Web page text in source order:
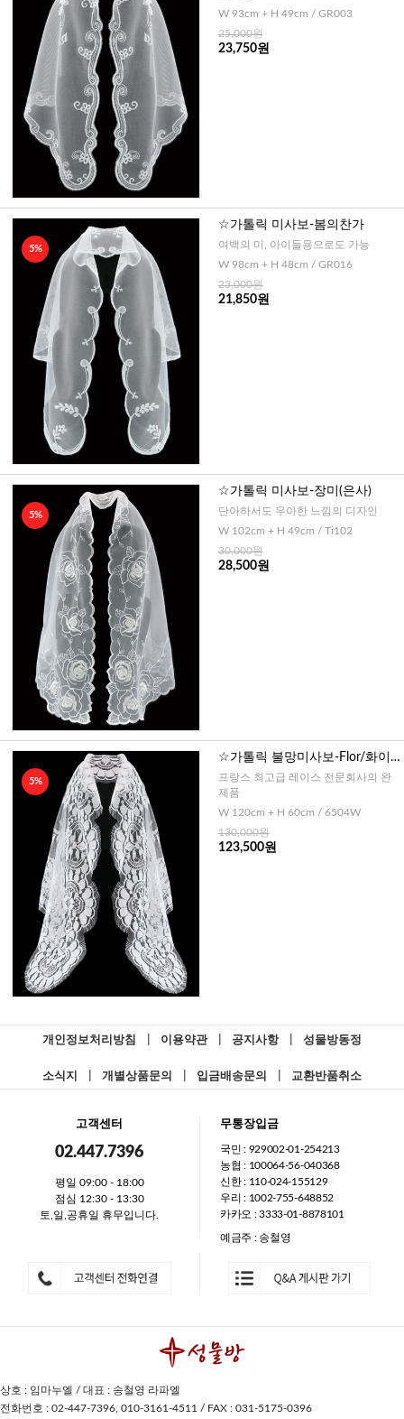
W 93cm + H 49cm / GR003
25,000원
23,750원
5%
☆가톨릭 미사보-봄의찬가
여백의 미, 아이들용으로도 가능
W 98cm + H 48cm / GR016
23,000원
21,850원
5%
☆가톨릭 미사보-장미(은사)
단아하서도 우아한 느낌의 디자인
W 102cm + H 49cm / Ti102
30,000원
28,500원
5%
☆가톨릭 불망미사보-Flor/화이
트(대)-No6504
프랑스 최고급 레이스 전문회사의 완
제품
W 120cm + H 60cm / 6504W
130,000원
123,500원
개인정보처리방침 이용약관 공지사항 성물방동정
소식지 개별상품문의 입금배송문의 교환반품취소
고객센터
02.447.7396
평일 09:00 - 18:00
점심 12:30 - 13:30
토,일,공휴일 휴무입니다.
무통장입금
국민 : 929002-01-254213
농협 : 100064-56-040368
신한 : 110-024-155129
우리 : 1002-755-648852
카카오 : 3333-01-8878101
예금주 : 송철영
상호 : 임마누엘 / 대표 : 송철영 라파엘
전화번호 : 02-447-7396, 010-3161-4511 / FAX : 031-5175-0396